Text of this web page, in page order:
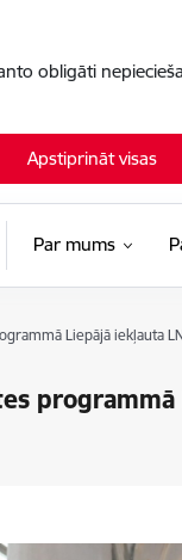
obligāti
Apstiprināt visas
Par mums
Liepājā iekļauta